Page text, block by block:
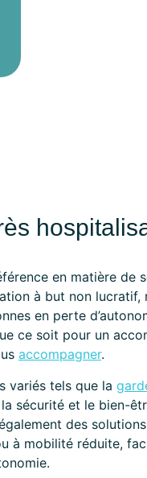
en matière de
à but non lucratif,
en perte
ce soit pour un
accompagner.
variés tels que la
sécurité et le bien-
des
à mobilité réduite,